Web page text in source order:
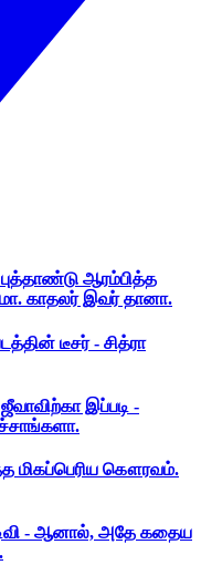
ஆரம்பித்த
காதலர் இவர் தானா.
டீசர் - சித்ரா
இப்படி -
மிகப்பெரிய கௌரவம்.
- ஆனால், அதே கதைய